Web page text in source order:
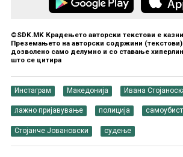
©SDK.MK Крадењето авторски текстови е
Преземањето на авторски содржини
дозволено само делумно и со ставање
што се цитира
Инстаграм Македонија Ивана
лажно пријавување полиција
Стојанче Јовановски судење